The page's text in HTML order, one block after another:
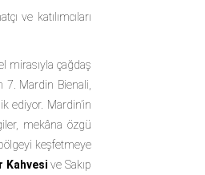
ve katılımcıları
mirasıyla çağdaş
7. Mardin Bienali,
ediyor. Mardin’in
mekâna özgü
keşfetmeye
KahvesiveSakıp